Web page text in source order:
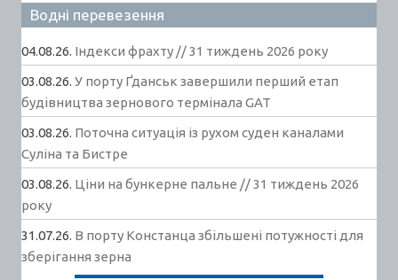
Водні перевезення
04.08.26. Індекси фрахту // 31 тиждень 2026 року
03.08.26. У порту Ґданськ завершили перший етап
будівництва зернового термінала GAT
03.08.26. Поточна ситуація із рухом суден каналами
Суліна та Бистре
03.08.26. Ціни на бункерне пальне // 31 тиждень 2026
року
31.07.26. В порту Констанца збільшені потужності для
зберігання зерна